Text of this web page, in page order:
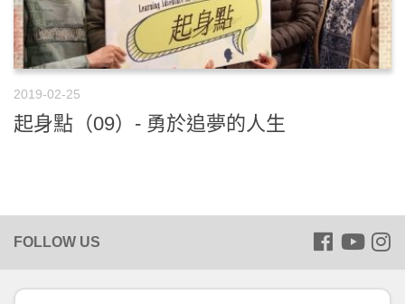
2019-02-25
起身點（09）- 勇於追夢的人生